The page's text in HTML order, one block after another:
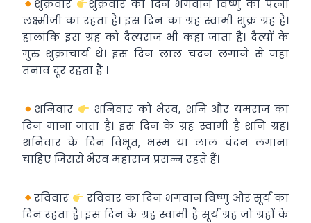
शुक्रवार
शुक्रवार का दिन भगवान विष्णु की पत्नी
लक्ष्मीजी का रहता है। इस दिन का ग्रह स्वामी शुक्र ग्रह है।
हालांकि इस ग्रह को दैत्यराज भी कहा जाता है। दैत्यों के
गुरु शुक्राचार्य थे। इस दिन लाल चंदन लगाने से जहां
तनाव दूर रहता है ।
शनिवार
शनिवार को भैरव, शनि और यमराज का
दिन माना जाता है। इस दिन के ग्रह स्वामी है शनि ग्रह।
शनिवार के दिन विभूत, भस्म या लाल चंदन लगाना
चाहिए जिससे भैरव महाराज प्रसन्न रहते हैं।
रविवार
रविवार का दिन भगवान विष्णु और सूर्य का
दिन रहता है। इस दिन के ग्रह स्वामी है सूर्य ग्रह जो ग्रहों के